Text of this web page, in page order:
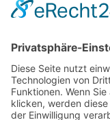
wieder in alte
Was, wenn